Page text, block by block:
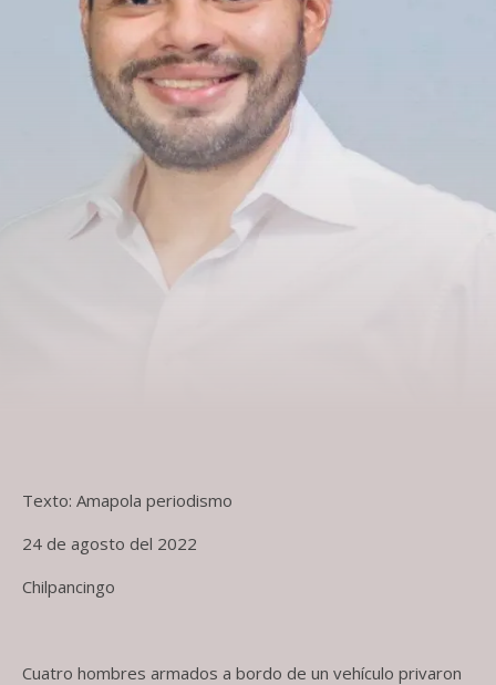
Texto: Amapola periodismo
24 de agosto del 2022
Chilpancingo
Cuatro hombres armados a bordo de un vehículo privaron